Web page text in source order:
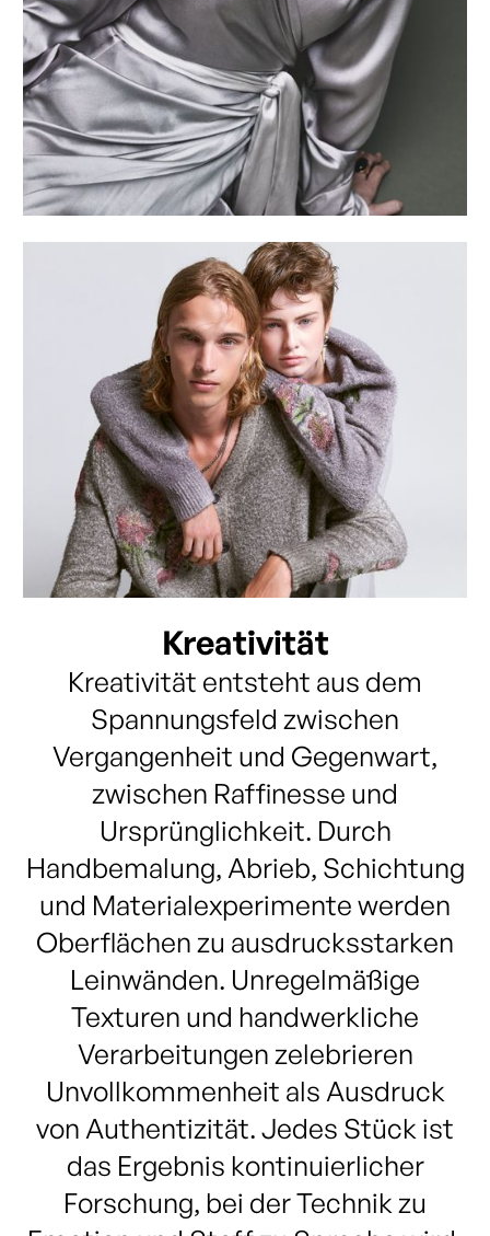
Kreativität
Kreativität entsteht aus dem
Spannungsfeld zwischen
Vergangenheit und Gegenwart,
zwischen Raffinesse und
Ursprünglichkeit. Durch
Handbemalung, Abrieb, Schichtung
und Materialexperimente werden
Oberflächen zu ausdrucksstarken
Leinwänden. Unregelmäßige
Texturen und handwerkliche
Verarbeitungen zelebrieren
Unvollkommenheit als Ausdruck
von Authentizität. Jedes Stück ist
das Ergebnis kontinuierlicher
Forschung, bei der Technik zu